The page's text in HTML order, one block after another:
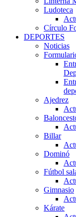
Ludoteca
Círculo
DEPORTES
Noticias
Ajedrez
Billar
Dominó
Fútbol
Gimnasio
Kárate